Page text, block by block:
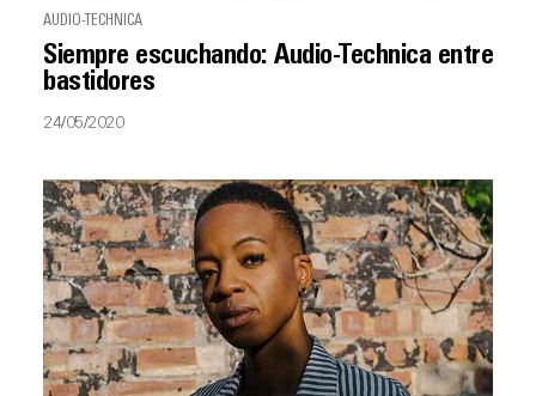
AUDIO-TECHNICA
Siempre escuchando: Audio-Technica entre
bastidores
24/05/2020